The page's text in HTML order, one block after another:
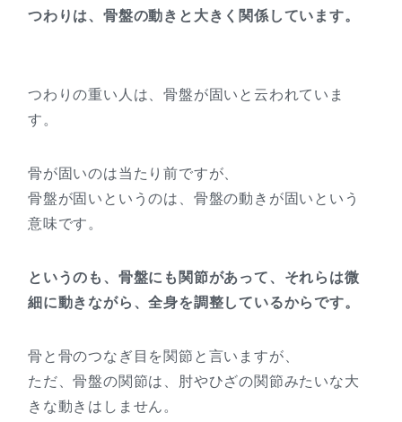
つわりは、骨盤の動きと大きく関係しています。
つわりの重い人は、骨盤が固いと云われていま
す。
骨が固いのは当たり前ですが、
骨盤が固いというのは、骨盤の動きが固いという
意味です。
というのも、骨盤にも関節があって、それらは微
細に動きながら、全身を調整しているからです。
骨と骨のつなぎ目を関節と言いますが、
ただ、骨盤の関節は、肘やひざの関節みたいな大
きな動きはしません。